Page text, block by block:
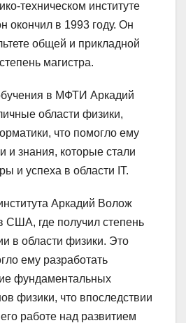
техническом институте
окончил в 1993 году. Он
общей и прикладной
магистра.
в МФТИ Аркадий
области физики,
что помогло ему
и знания, которые стали
и успеха в области IT.
Аркадий Волож
США, где получил степень
в области физики. Это
ему разработать
фундаментальных
физики, что впоследствии
работе над развитием